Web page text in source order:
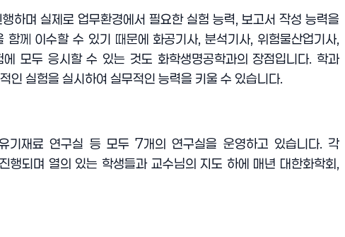
하며 실제로 업무환경에서 필요한 실험 능력, 보고서 작성 능력을
함께 이수할 수 있기 때문에 화공기사,분석기사, 위험물산업기사,
모두 응시할 수 있는 것도 화학생명공학과의 장점입니다. 학과
인 실험을 실시하여 실무적인 능력을 키울 수 있습니다.
기재료 연구실 등 모두7개의 연구실을 운영하고 있습니다. 각
행되며 열의 있는 학생들과 교수님의 지도 하에 매년 대한화학회,